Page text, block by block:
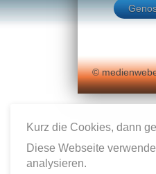
©
Kurz die Cookies, dann
Diese Webseite
analysieren.